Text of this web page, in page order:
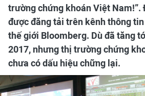
trường chứng khoán Việt Nam!”.
được đăng tải trên kênh thông
thế giới Bloomberg. Dù đã tăng
2017, nhưng thị trường chứng
chưa có dấu hiệu chững lại.